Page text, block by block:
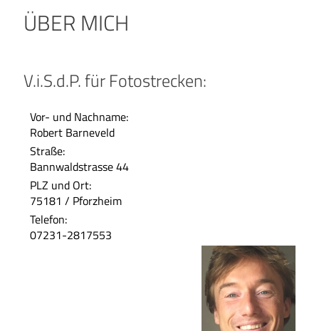
ÜBER MICH
V.i.S.d.P. für Fotostrecken:
Vor- und Nachname:
Robert Barneveld
Straße:
Bannwaldstrasse 44
PLZ und Ort:
75181 / Pforzheim
Telefon:
07231-2817553